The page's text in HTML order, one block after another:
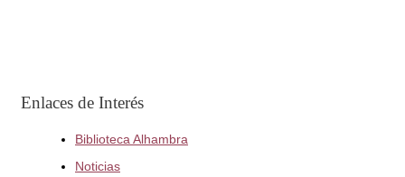
Enlaces de Interés
Biblioteca Alhambra
Noticias